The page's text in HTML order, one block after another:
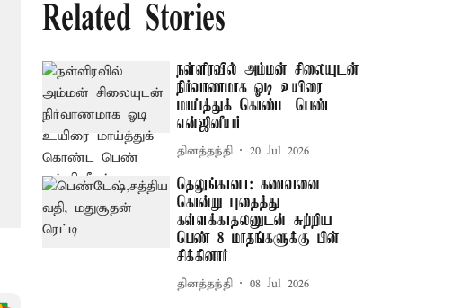
Related Stories
நள்ளிரவில் அம்மன் சிலையுடன்
நிர்வாணமாக ஓடி உயிரை
மாய்த்துக் கொண்ட பெண்
என்ஜினீயர்
தினத்தந்தி 20 Jul 2026
தெலுங்கானா: கணவனை
கொன்று புதைத்து
கள்ளக்காதலனுடன் சுற்றிய
பெண் 8 மாதங்களுக்கு பின்
சிக்கினார்
தினத்தந்தி 08 Jul 2026